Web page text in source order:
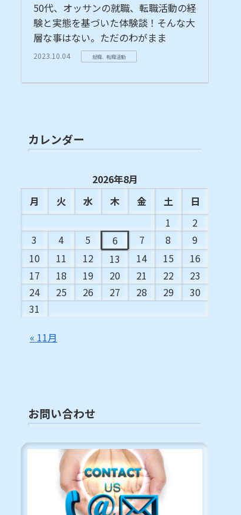
50代、オッサンの就職、転職活動の経
験と実態を基づいた体験談！そんな大
層な事はない。ただのわがまま
2023.10.04 就職、転職活動
カレンダー
2026年8月
月
火 水 木 金 土
日
1
2
3
4 5 6 7 8
9
10
11 12 13 14 15
16
17
18 19 20 21 22
23
24
25 26 27 28 29
30
31
« 11月
お問い合わせ